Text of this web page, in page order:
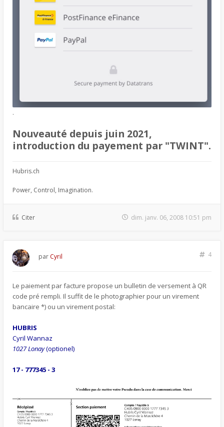
.
Nouveauté depuis juin 2021,
introduction du payement par "TWINT".
Hubris.ch
Power, Control, Imagination.
Citer dim. janv. 06, 2008 10:51 pm
4
par Cyril
Le paiement par facture propose un bulletin de versement à QR
code pré rempli. Il suffit de le photographier pour un virement
bancaire *) ou un virement postal:
HUBRIS
Cyril Wannaz
1027 Lonay(optionel)
17 - 777345 - 3